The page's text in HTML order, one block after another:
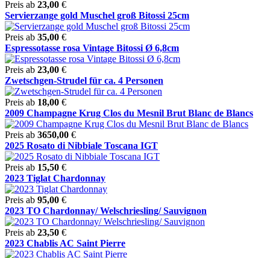
Preis ab 23,00 €
Servierzange gold Muschel groß Bitossi 25cm
Preis ab 35,00 €
Espressotasse rosa Vintage Bitossi Ø 6,8cm
Preis ab 23,00 €
Zwetschgen-Strudel für ca. 4 Personen
Preis ab 18,00 €
2009 Champagne Krug Clos du Mesnil Brut Blanc de Blancs
Preis ab 3650,00 €
2025 Rosato di Nibbiale Toscana IGT
Preis ab 15,50 €
2023 Tiglat Chardonnay
Preis ab 95,00 €
2023 TO Chardonnay/ Welschriesling/ Sauvignon
Preis ab 23,50 €
2023 Chablis AC Saint Pierre